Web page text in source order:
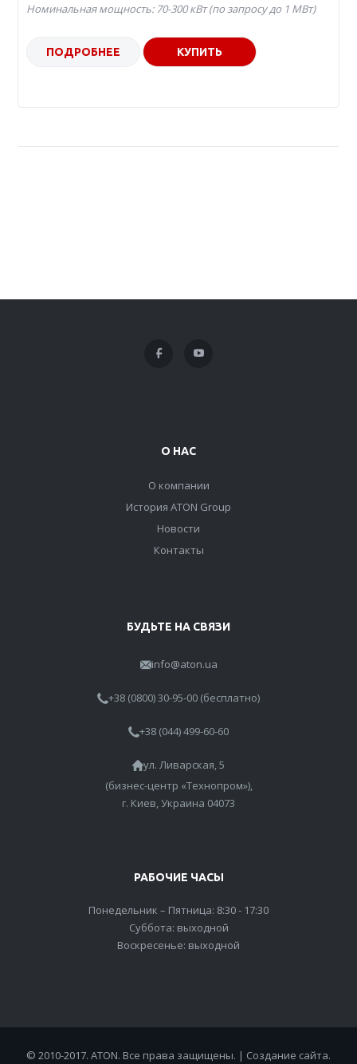
Номинальная мощность: 70-300 кВт (по запросу до 1 МВт)
ПОДРОБНЕЕ КУПИТЬ
О НАС
О компании
История ATON Group
Новости
Контакты
БУДЬТЕ НА СВЯЗИ
info@aton.ua
+38 (0800) 30-95-00 (бесплатно)
+38 (044) 499-60-60
ул. Ливарская, 5
(бизнес-центр «Технопром»),
г. Киев, Украина 04073
РАБОЧИЕ ЧАСЫ
Понедельник – Пятница: 8:30 - 17:30
Суббота: выходной
Воскресенье: выходной
© 2010-2017. ATON. Все права защищены. | Создание сайта.